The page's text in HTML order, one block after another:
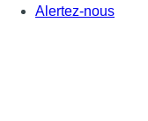
Alertez-nous